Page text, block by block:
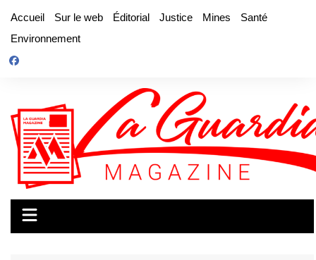
contenu
Accueil Sur le web Éditorial Justice Mines
Santé
Environnement